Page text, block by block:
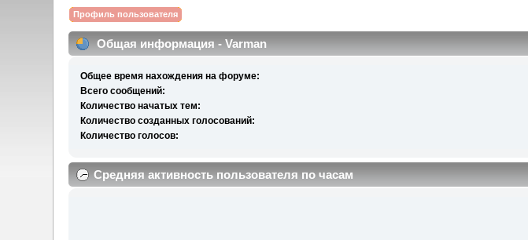
Профиль пользователя
Общая информация - Varman
Общее время нахождения на форуме:
Всего сообщений:
Количество начатых тем:
Количество созданных голосований:
Количество голосов:
Средняя активность пользователя по часам